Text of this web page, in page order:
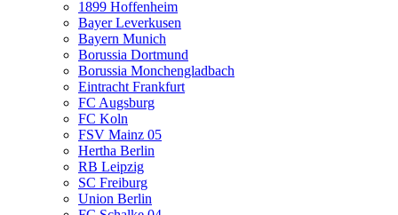
1899 Hoffenheim
Bayer Leverkusen
Bayern Munich
Borussia Dortmund
Borussia Monchengladbach
Eintracht Frankfurt
FC Augsburg
FC Koln
FSV Mainz 05
Hertha Berlin
RB Leipzig
SC Freiburg
Union Berlin